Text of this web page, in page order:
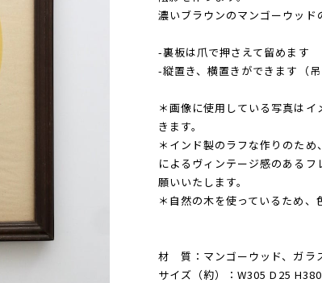
濃いブラウンのマンゴーウッド
-裏板は爪で押さえて留めます
-縦置き、横置きができます（吊
＊画像に使用している写真は
きます。
＊インド製のラフな作りのた
によるヴィンテージ感のある
願いいたします。
＊自然の木を使っているため、
材 質：マンゴーウッド、ガラ
サイズ（約）：W305 D25